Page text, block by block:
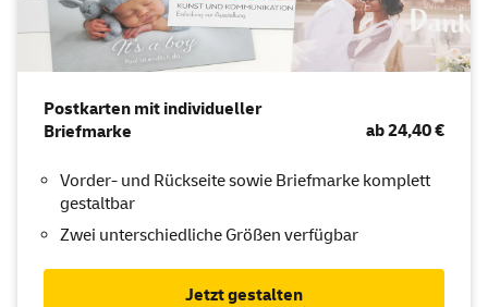
Postkarten mit individueller
Briefmarke
ab 24,40 €
Vorder- und Rückseite sowie Briefmarke komplett
gestaltbar
Zwei unterschiedliche Größen verfügbar
Jetzt gestalten